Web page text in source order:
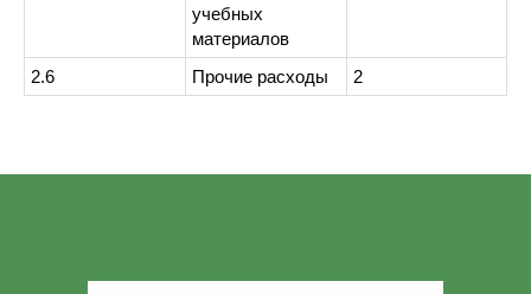
учебных
материалов
2.6 Прочие расходы 2